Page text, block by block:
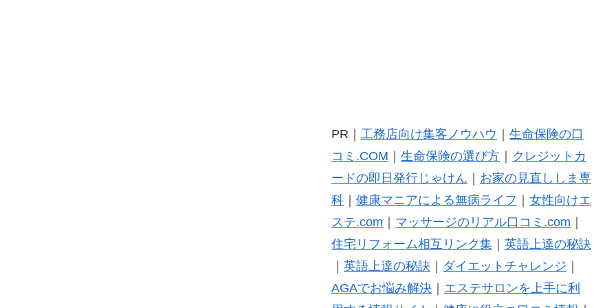
PR｜ 工務店向け集客ノウハウ ｜ 生命保険の口
コミ.COM ｜ 生命保険の選び方｜ クレジットカ
ードの即日発行じゃけん ｜ お家の見直ししま専
科｜ 健康マニアによる無病ライフ ｜ 女性向けエ
ステ.com ｜ マッサージのリアル口コミ.com ｜
住宅リフォーム相互リンク集｜ 英語上達の秘訣
｜ 英語上達の秘訣 ｜ ダイエットチャレンジ ｜
AGAでお悩み解決｜ エステサロンを上手に利